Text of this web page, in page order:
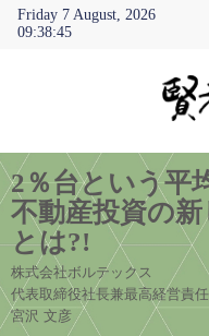
Friday 7 August, 2026
09:38:46
2％台という平
不動産投資の
とは?!
株式会社ボルテックス
代表取締役社長兼最高経営責
宮沢 文彦